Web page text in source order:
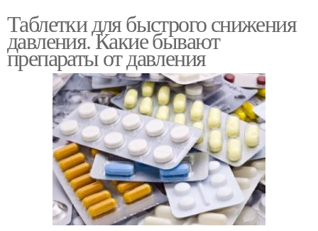
Таблетки для быстрого снижения
давления. Какие бывают
препараты от давления